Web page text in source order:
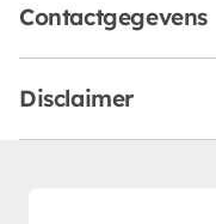
Contactgegevens
Disclaimer